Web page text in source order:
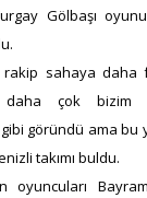
Gölbaşı
rakip sahaya daha
çok bizim
göründü ama bu
takımı buldu.
oyuncuları